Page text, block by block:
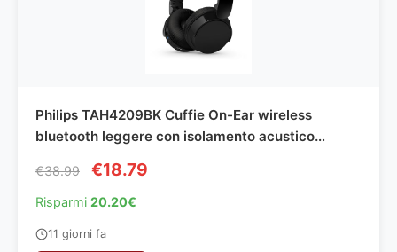
Philips TAH4209BK Cuffie On-Ear wireless
bluetooth leggere con isolamento acustico
chiamate chiare, bassi dinamici, 2 ore di carica
USB-C - Nero
€38.99 €18.79
Risparmi 20.20€
11 giorni fa